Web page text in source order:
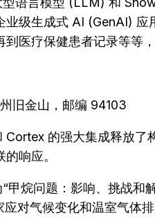
级生成式 AI (GenAI)
医疗保健患者记录等等
旧金山，邮编 94103
的强大集成释放了
响应。
烷问题：影响、挑战
对气候变化和温室气体